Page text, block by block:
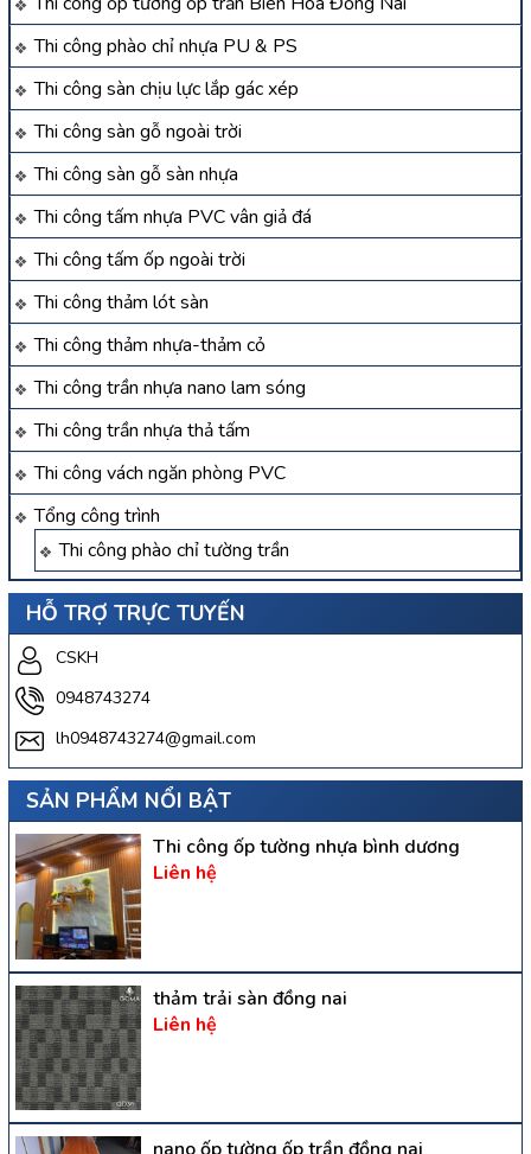
Thi công phào chỉ nhựa PU & PS
Thi công sàn chịu lực lắp gác xép
Thi công sàn gỗ ngoài trời
Thi công sàn gỗ sàn nhựa
Thi công tấm nhựa PVC vân giả đá
Thi công tấm ốp ngoài trời
Thi công thảm lót sàn
Thi công thảm nhựa-thảm cỏ
Thi công trần nhựa nano lam sóng
Thi công trần nhựa thả tấm
Thi công vách ngăn phòng PVC
Tổng công trình
Thi công phào chỉ tường trần
HỖ TRỢ TRỰC TUYẾN
CSKH
0948743274
lh0948743274@gmail.com
SẢN PHẨM NỔI BẬT
Thi công ốp tường nhựa bình dương
Liên hệ
thảm trải sàn đồng nai
Liên hệ